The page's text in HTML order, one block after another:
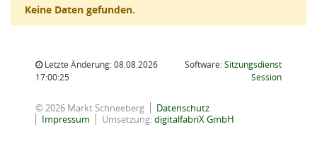
Keine Daten gefunden.
Letzte Änderung: 08.08.2026
17:00:25
Software:Sitzungsdienst
Session(Wird in
© 2026 Markt Schneeberg
Datenschutz
Impressum
Umsetzung:digitalfabriX GmbH